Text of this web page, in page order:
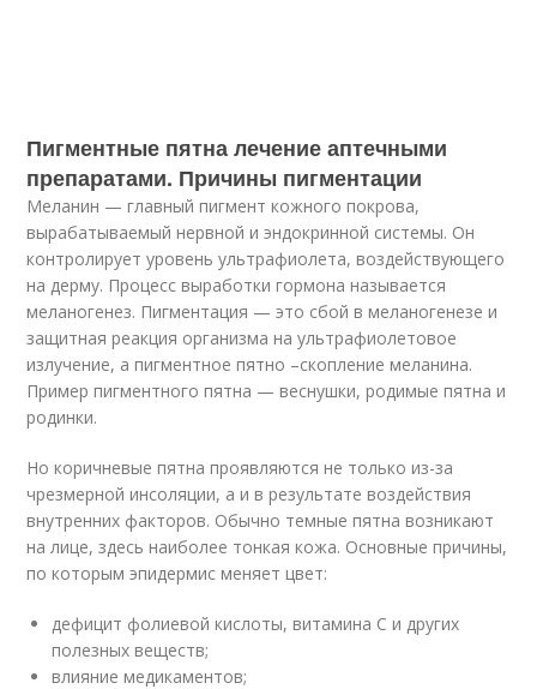
Пигментные пятна лечение аптечными
препаратами. Причины пигментации
Меланин — главный пигмент кожного покрова,
вырабатываемый нервной и эндокринной системы. Он
контролирует уровень ультрафиолета, воздействующего
на дерму. Процесс выработки гормона называется
меланогенез. Пигментация — это сбой в меланогенезе и
защитная реакция организма на ультрафиолетовое
излучение, а пигментное пятно –скопление меланина.
Пример пигментного пятна — веснушки, родимые пятна и
родинки.
Но коричневые пятна проявляются не только из-за
чрезмерной инсоляции, а и в результате воздействия
внутренних факторов. Обычно темные пятна возникают
на лице, здесь наиболее тонкая кожа. Основные причины,
по которым эпидермис меняет цвет:
дефицит фолиевой кислоты, витамина С и других
полезных веществ;
влияние медикаментов;